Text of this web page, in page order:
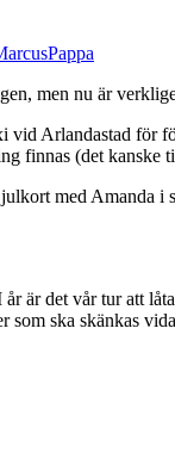
Pappa
men nu är
Arlandastad för
finnas (det
med Amanda
är det vår tur att
som ska skänkas